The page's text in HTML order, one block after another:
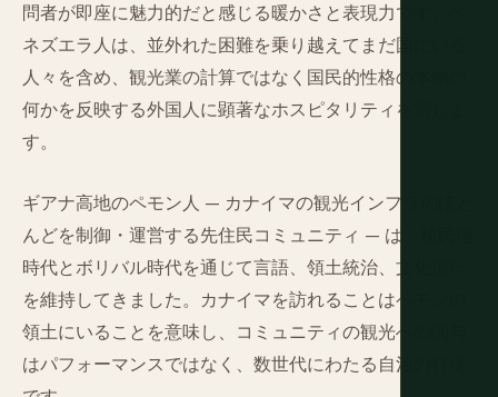
問者が即座に魅力的だと感じる暖かさと表現力です。ベ
ネズエラ人は、並外れた困難を乗り越えてまだ国にいる
人々を含め、観光業の計算ではなく国民的性格の本物の
何かを反映する外国人に顕著なホスピタリティを示しま
す。
ギアナ高地のペモン人 — カナイマの観光インフラのほと
んどを制御・運営する先住民コミュニティ — は、植民地
時代とボリバル時代を通じて言語、領土統治、文化慣行
を維持してきました。カナイマを訪れることはペモンの
領土にいることを意味し、コミュニティの観光への関与
はパフォーマンスではなく、数世代にわたる自治の行使